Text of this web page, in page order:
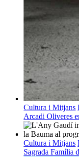
Cultura i Mitjans
Arcadi Oliveres
Cultura i Mitjans
Sagrada Família